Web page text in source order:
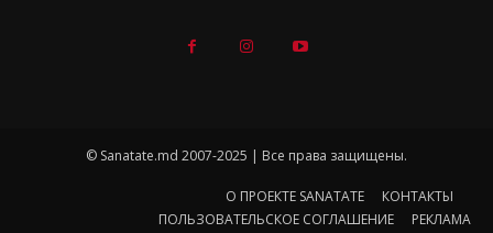
© Sanatate.md 2007-2025 | Все права защищены.
О ПРОЕКТЕ SANATATE
КОНТАКТЫ
ПОЛЬЗОВАТЕЛЬСКОЕ СОГЛАШЕНИЕ
РЕКЛАМА